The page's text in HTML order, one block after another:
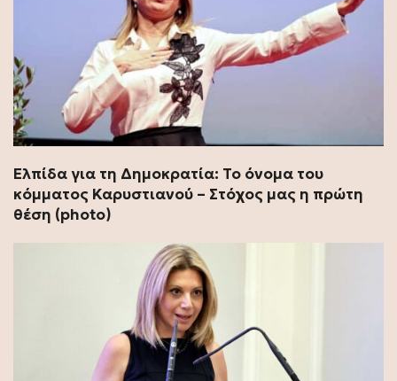
Ελπίδα για τη Δημοκρατία: Το όνομα του
κόμματος Καρυστιανού – Στόχος μας η πρώτη
θέση (photo)